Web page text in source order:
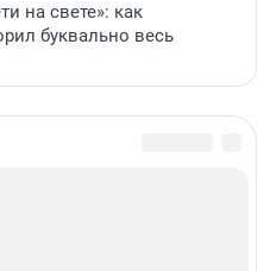
на свете»: как
буквально весь